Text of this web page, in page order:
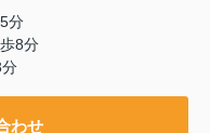
分
8分
分
わせ